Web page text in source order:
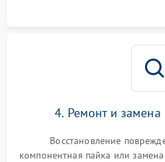
4. Ремонт и
Восстановление
компонентная пайка или